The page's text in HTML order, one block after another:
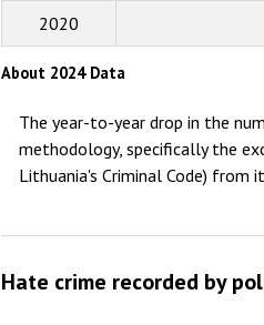
2011
2010
2020
About 2024 Data
The year-to-year drop in the
methodology, specifically the
Lithuania's Criminal Code) from
Hate crime recorded by